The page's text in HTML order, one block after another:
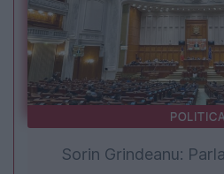
POLITICA
Sorin Grindeanu: